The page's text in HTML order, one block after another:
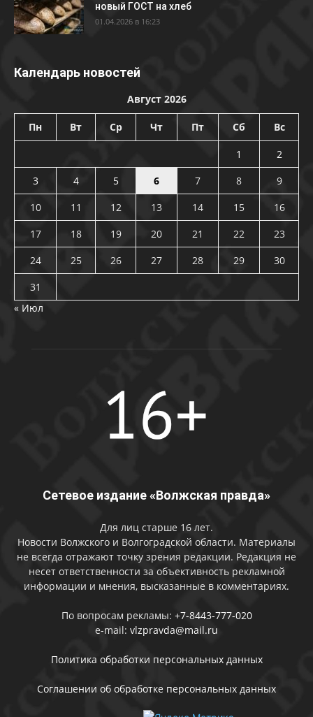
новый ГОСТ на хлеб
01.04.2026 в 16:23
Календарь новостей
Август 2026
Пн Вт Ср Чт Пт Сб Вс
1
2
3
4 5 6 7 8
9
10
11 12 13 14 15
16
17
18 19 20 21 22
23
24
25 26 27 28 29
30
31
« Июл
Сетевое издание «Волжская правда»
Для лиц старше 16 лет.
Новости Волжского и Волгоградской области. Материалы
не всегда отражают точку зрения редакции. Редакция не
несет ответственности за объективность рекламной
информации и мнения, высказанные в комментариях.
По вопросам рекламы: +7-8443-777-020
e-mail: vlzpravda@mail.ru
Политика обработки персональных данных
Соглашении об обработке персональных данных